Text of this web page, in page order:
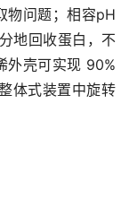
物问题；相容pH
地回收蛋白，不
外壳可实现 90%
体式装置中旋转